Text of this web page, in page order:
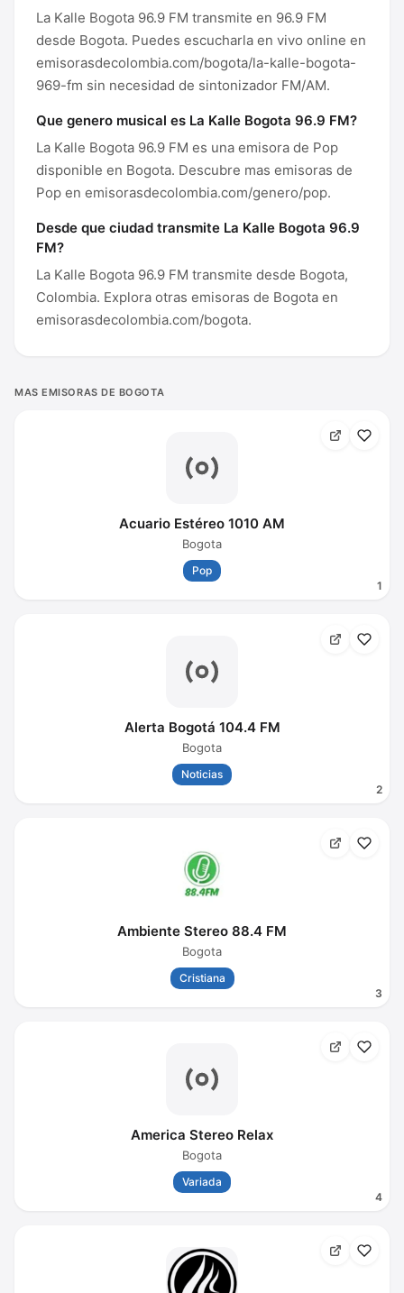
La Kalle Bogota 96.9 FM transmite en 96.9 FM
desde Bogota. Puedes escucharla en vivo online en
emisorasdecolombia.com/bogota/la-kalle-bogota-
969-fm sin necesidad de sintonizador FM/AM.
Que genero musical es La Kalle Bogota 96.9 FM?
La Kalle Bogota 96.9 FM es una emisora de Pop
disponible en Bogota. Descubre mas emisoras de
Pop en emisorasdecolombia.com/genero/pop.
Desde que ciudad transmite La Kalle Bogota 96.9
FM?
La Kalle Bogota 96.9 FM transmite desde Bogota,
Colombia. Explora otras emisoras de Bogota en
emisorasdecolombia.com/bogota.
MAS EMISORAS DE BOGOTA
1
Acuario Estéreo 1010 AM
Bogota
Pop
2
Alerta Bogotá 104.4 FM
Bogota
Noticias
3
Ambiente Stereo 88.4 FM
Bogota
Cristiana
4
America Stereo Relax
Bogota
Variada